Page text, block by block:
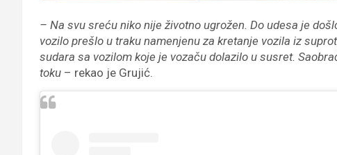
– Na svu sreću niko nije životno ugrožen. Do udesa je
vozilo prešlo u traku namenjenu za kretanje vozila iz
sudara sa vozilom koje je vozaču dolazilo u susret.
toku – rekao je Grujić.